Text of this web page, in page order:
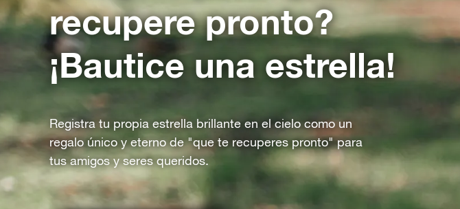
recupere pronto?
¡Bautice una estrella!
Registra tu propia estrella brillante en el cielo como un
regalo único y eterno de "que te recuperes pronto" para
tus amigos y seres queridos.